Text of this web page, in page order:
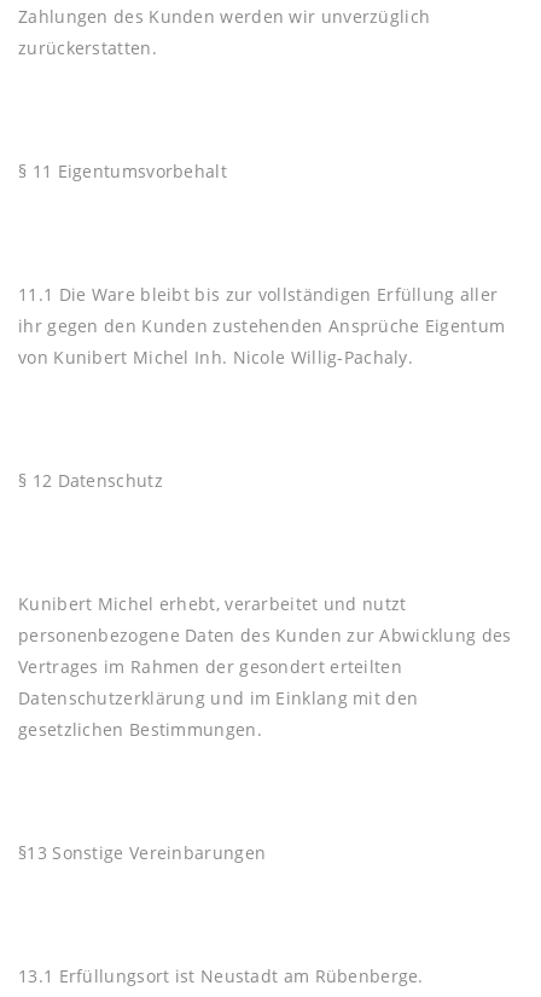
Zahlungen des Kunden werden wir unverzüglich
zurückerstatten.
§ 11 Eigentumsvorbehalt
11.1 Die Ware bleibt bis zur vollständigen Erfüllung aller
ihr gegen den Kunden zustehenden Ansprüche Eigentum
von Kunibert Michel Inh. Nicole Willig-Pachaly.
§ 12 Datenschutz
Kunibert Michel erhebt, verarbeitet und nutzt
personenbezogene Daten des Kunden zur Abwicklung des
Vertrages im Rahmen der gesondert erteilten
Datenschutzerklärung und im Einklang mit den
gesetzlichen Bestimmungen.
§13 Sonstige Vereinbarungen
13.1 Erfüllungsort ist Neustadt am Rübenberge.